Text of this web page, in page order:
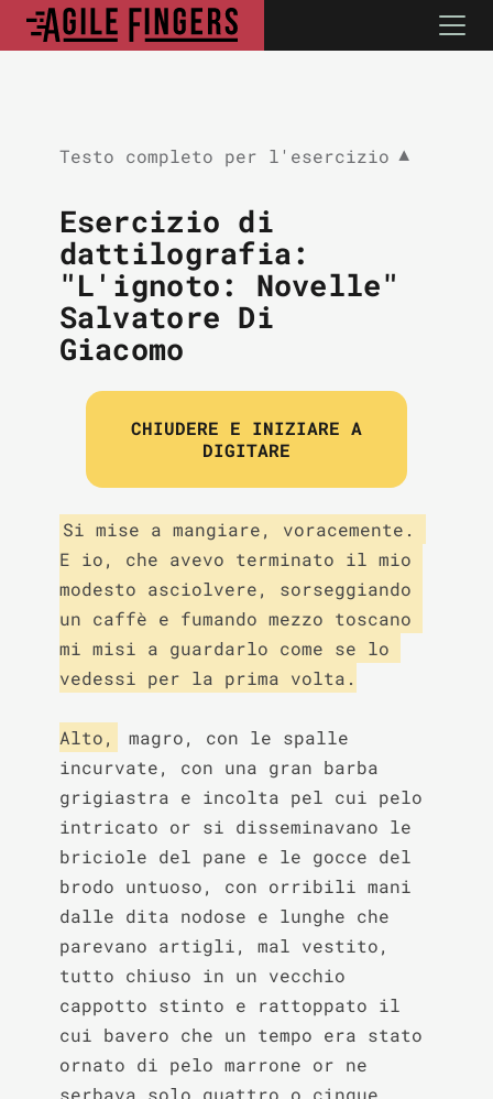
Testo completo per l'esercizio ▼
Esercizio di
dattilografia:
"L'ignoto: Novelle"
Salvatore Di
Giacomo
CHIUDERE E INIZIARE A
DIGITARE
Si mise a mangiare, voracemente.
E io, che avevo terminato il mio
modesto asciolvere, sorseggiando
un caffè e fumando mezzo toscano
mi misi a guardarlo come se lo
vedessi per la prima volta.
Alto,
magro, con le spalle
incurvate, con una gran barba
grigiastra e incolta pel cui pelo
intricato or si disseminavano le
briciole del pane e le gocce del
brodo untuoso, con orribili mani
dalle dita nodose e lunghe che
parevano artigli, mal vestito,
tutto chiuso in un vecchio
cappotto stinto e rattoppato il
cui bavero che un tempo era stato
ornato di pelo marrone or ne
serbava solo quattro o cinque